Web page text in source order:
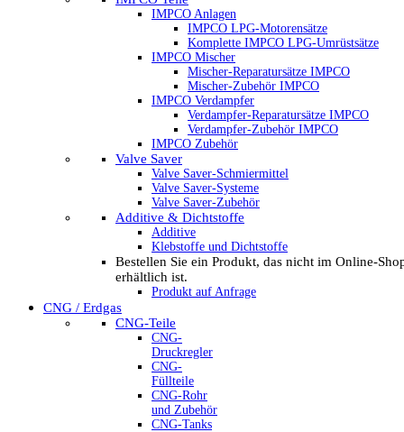
IMPCO Anlagen
IMPCO LPG-Motorensätze
Komplette IMPCO LPG-Umrüstsätze
IMPCO Mischer
Mischer-Reparatursätze IMPCO
Mischer-Zubehör IMPCO
IMPCO Verdampfer
Verdampfer-Reparatursätze IMPCO
Verdampfer-Zubehör IMPCO
IMPCO Zubehör
Valve Saver
Valve Saver-Schmiermittel
Valve Saver-Systeme
Valve Saver-Zubehör
Additive & Dichtstoffe
Additive
Klebstoffe und Dichtstoffe
Bestellen Sie ein Produkt, das nicht im Online-
erhältlich ist.
Produkt auf Anfrage
CNG / Erdgas
CNG-Teile
CNG-
Druckregler
CNG-
Füllteile
CNG-Rohr
und Zubehör
CNG-Tanks